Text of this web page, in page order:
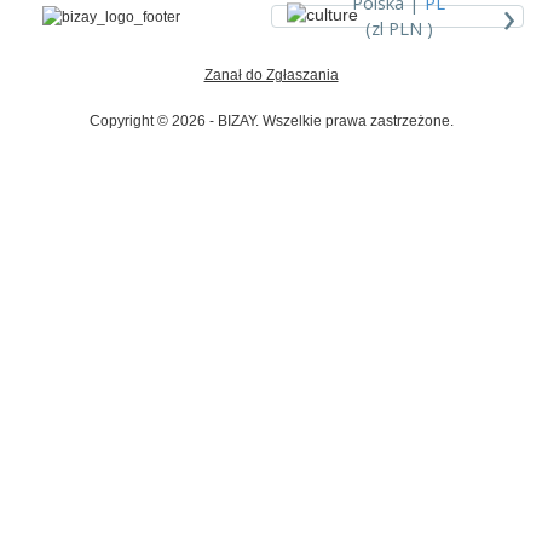
(zl PLN )
›
Zanał do Zgłaszania
Copyright © 2026 - BIZAY. Wszelkie prawa zastrzeżone.